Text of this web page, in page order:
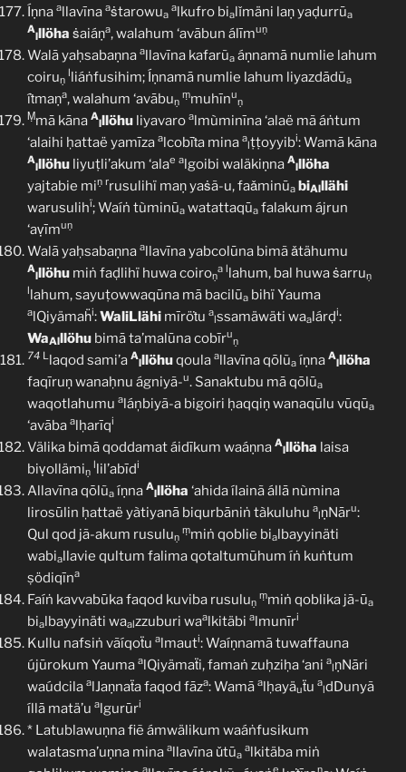
Íṇna allavīna aṡtarowua
alkufro bialǐmäni laṇ yaḍurrūa
A
lllöha ṡaiáṇa, walahum ‘avābun álīmuṇ
Walā yaḥsabaṇna allavīna kafarũa áṇnamā numlie lahum
coiruṇ
lliáṅfusihim; Íṇnamā numlie lahum liyazdādũa
íṫmaṇa, walahum ‘avābuṇ
ṃmuhīnu
ṇ
Ṃmā kāna A
lllöhu liyavaro almùminīna ‘alaë mã áṅtum
‘alaihi ḥattaë yamīza alcobīṫa mina a
lṭṭoyyibi: Wamā kāna
A
lllöhu liyuṭli’akum ‘alae algoibi waläkiṇna A
lllöha
yajtabie miṇ rrusulihï maṇ yaṡã-u, faǎminūa biAlllähi
warusulihï; Waíṅ tùminūa watattaqūa falakum ájrun
‘aṿīmuṇ
Walā yaḥsabaṇna allavīna yabcolūna bimã ǎtähumu
A
lllöhu miṅ faḍlihï huwa coiroṇ
a llahum, bal huwa ṡarruṇ
llahum, sayuṭowwaqūna mā bacilūa bihï Yauma
alQiyämaḧi:WaliLlähi mīröṫu a
lssamäwäti waalárḍi:
WaAlllöhu bimā ta’malūna cobīru
ṇ
74 Llaqod sami’a A
lllöhuqoula allavīna qōlũa íṇna A
lllöha
faqīruṇ wanaḥnu ágniyã-u. Sanaktubu mā qōlūa
waqotlahumu aláņbiyã-a bigoiri ḥaqqiṇ wanaqūlu vūqūa
‘avāba alḥarīqi
Välika bimā qoddamat áidīkum waáṇna A
lllöha laisa
biṿollämiṇ
llil’abīdi
Allavīna qōlũa íṇna A
lllöha ‘ahida ílainã állā nùmina
lirosūlin ḥattaë yàtiyanā biqurbāniṅ tàkuluhu a
lṇNāru:
Qul qod jã-akum rusuluṇ
ṃmiṅ qoblie bialbayyinäti
wabiallavie qultum falima qotaltumūhum íṅ kuṅtum
ṣödiqīna
Faíṅ kavvabūka faqod kuviba rusuluṇ
ṃmiṅ qoblika jã-ūa
bialbayyinäti waalzzuburi waalkitäbi almunīri
Kullu nafsiṅ vãíqoẗu almauti: Waíṇnamā tuwaffauna
újūrokum Yauma alQiyämaẗi, famaṅ zuḥziḥa ‘ani a
lṇNāri
waúdcila alJaṇnaẗa faqod fāza: Wamā alḥayäuẗu a
ldDunyã
íllā matä’u algurūri
* Latublawuṇna fiẽ ámwälikum waáṅfusikum
walatasma’uṇna mina allavīna ǔtūa
alkitäba miṅ
a e ṇ